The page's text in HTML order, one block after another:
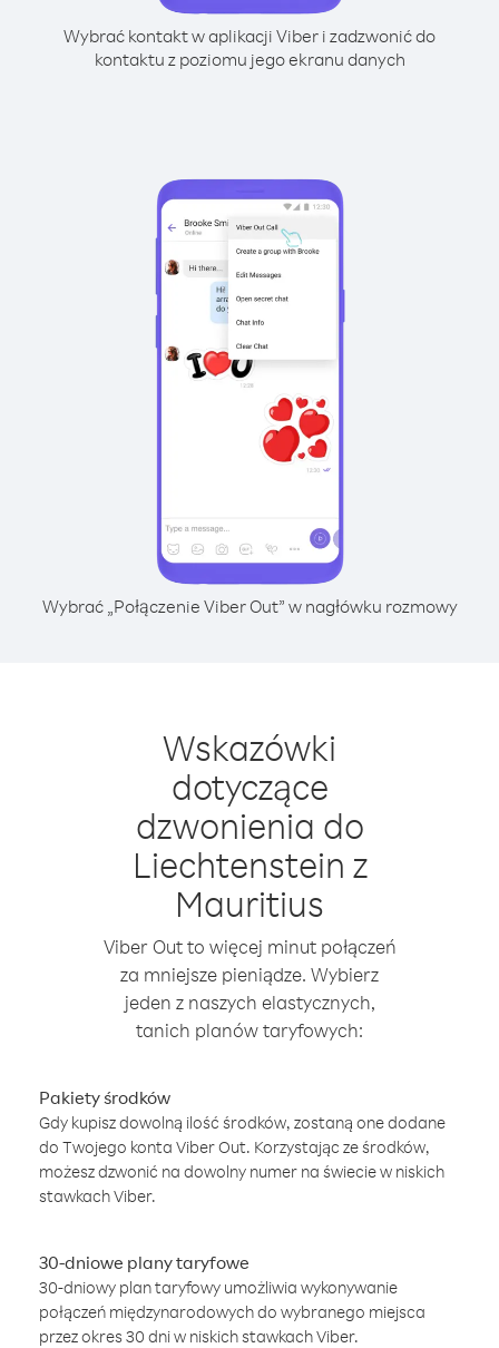
Wybrać kontakt w aplikacji Viber i zadzwonić do
kontaktu z poziomu jego ekranu danych
Wybrać „Połączenie Viber Out” w nagłówku rozmowy
Wskazówki
dotyczące
dzwonienia do
Liechtenstein z
Mauritius
Viber Out to więcej minut połączeń
za mniejsze pieniądze. Wybierz
jeden z naszych elastycznych,
tanich planów taryfowych:
Pakiety środków
Gdy kupisz dowolną ilość środków, zostaną one dodane
do Twojego konta Viber Out. Korzystając ze środków,
możesz dzwonić na dowolny numer na świecie w niskich
stawkach Viber.
30-dniowe plany taryfowe
30-dniowy plan taryfowy umożliwia wykonywanie
połączeń międzynarodowych do wybranego miejsca
przez okres 30 dni w niskich stawkach Viber.